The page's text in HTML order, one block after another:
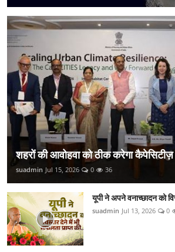
शहरों की आवोहवा को ठीक करेगा कैपेसिटीज़
suadmin Jul 15, 2026 0 36
यूपी ने अपने वनाच्छादन को
suadmin Jul 13, 2026 0